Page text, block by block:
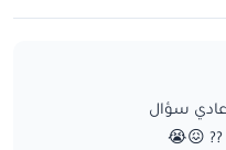
سؤال
?? 😖😭